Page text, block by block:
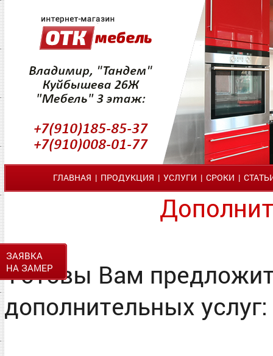
ЗАЯВКА
НА ЗАМЕР
ГЛАВНАЯ | ПРОДУКЦИЯ | УСЛУГИ | СРОКИ |
Готовы Вам
дополнительных услуг: